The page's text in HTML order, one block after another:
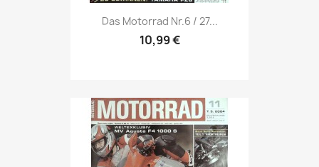
Vorschau
Das Motorrad Nr.6 / 27...
10,99 €